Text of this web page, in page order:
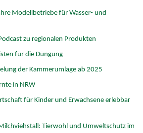
Modellbetriebe für Wasser- und
zu regionalen Produkten
für die Düngung
der Kammerumlage ab 2025
in NRW
für Kinder und Erwachsene erlebbar
Tierwohl und Umweltschutz im